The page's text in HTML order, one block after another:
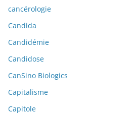
cancérologie
Candida
Candidémie
Candidose
CanSino Biologics
Capitalisme
Capitole